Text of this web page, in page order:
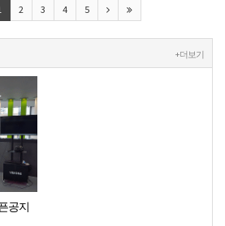
2 3 4 5
+ 더보기
공지